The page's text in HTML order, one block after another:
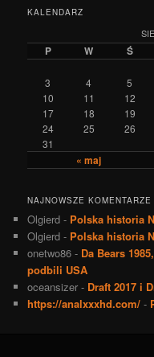
KALENDARZ
P W Ś
« maj
3
4 5
10
11 12
17
18 19
24
25 26
31
NAJNOWSZE KOMENTARZE
Olgierd - Polska historia
Olgierd - Polska historia
onetwo86 - Da Bears
podbili USA
oceansizer - Draft 2017 i
https://analxxxhd.com/ -